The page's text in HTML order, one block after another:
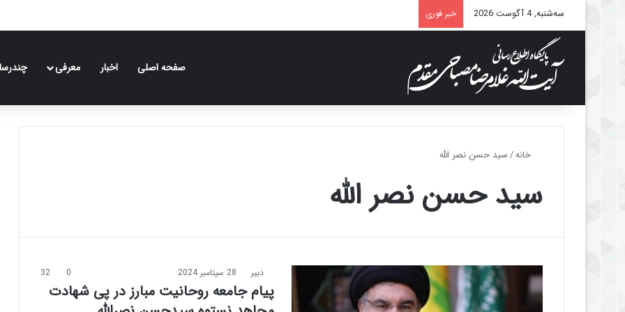
سه‌شنبه, 4 آگوست 2026 خبر فوری
صفحه اصلی اخبار معرفی
خانه/سید حسن نصر الله
سید حسن نصر الله
دبیر 28 سپتامبر 2024 0
32
پیام جامعه روحانیت مبارز در پی شهادت